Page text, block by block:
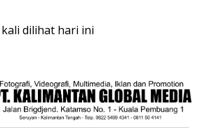
kali dilihat hari ini